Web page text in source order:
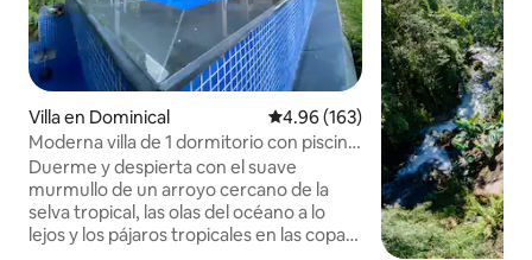
Villa en Dominical Calificación promedio: 4.96 de
4.96 (163)
Moderna villa de 1 dormitorio con piscina
- Casa Perla
Duerme y despierta con el suave
murmullo de un arroyo cercano de la
selva tropical, las olas del océano a lo
lejos y los pájaros tropicales en las copas